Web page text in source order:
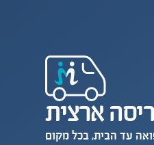
ארצית
עד הבית, בכל מקום